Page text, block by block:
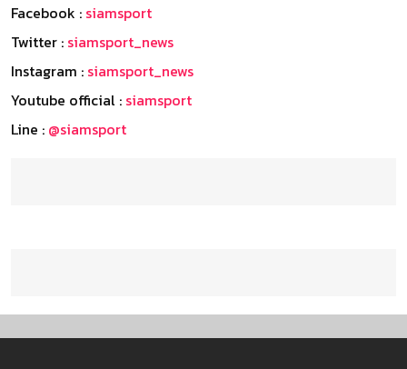
Facebook : siamsport
Twitter : siamsport_news
Instagram : siamsport_news
Youtube official : siamsport
Line : @siamsport